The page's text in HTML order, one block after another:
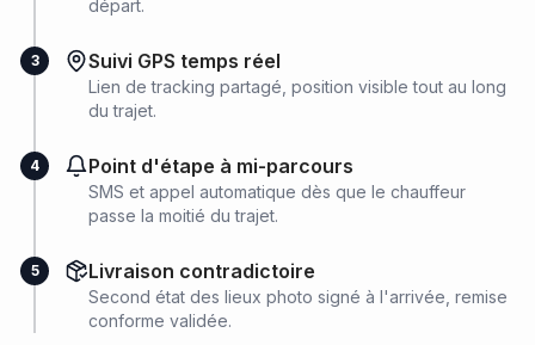
départ.
3 Suivi GPS temps réel
Lien de tracking partagé, position visible tout au long
du trajet.
4 Point d'étape à mi-parcours
SMS et appel automatique dès que le chauffeur
passe la moitié du trajet.
5 Livraison contradictoire
Second état des lieux photo signé à l'arrivée, remise
conforme validée.